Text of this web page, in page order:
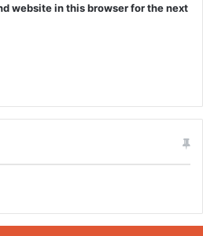
website in this browser for the next